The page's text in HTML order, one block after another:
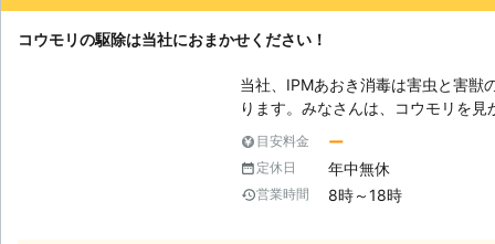
コウモリの駆除は当社におまかせください！
当社、IPMあおき消毒は害虫と害獣
ります。みなさんは、コウモリを
を見かけることはあまり無いかも
お住まいの都会でもバサバサと羽
コウモリの被害に遭うことがあっ
ょうか？当社は今までにコウモリ
目安料金 ー
定休日 年中無休
営業時間 8時～18時